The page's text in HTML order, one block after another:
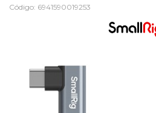
Código: 6941590019253